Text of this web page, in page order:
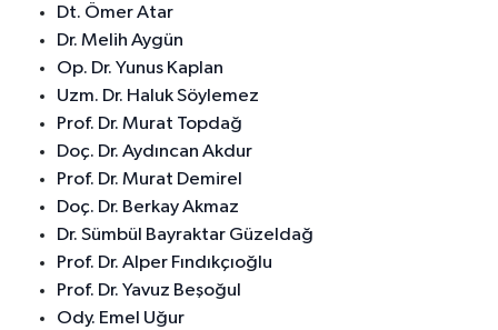
Dt. Ömer Atar
Dr. Melih Aygün
Op. Dr. Yunus Kaplan
Uzm. Dr. Haluk Söylemez
Prof. Dr. Murat Topdağ
Doç. Dr. Aydıncan Akdur
Prof. Dr. Murat Demirel
Doç. Dr. Berkay Akmaz
Dr. Sümbül Bayraktar Güzeldağ
Prof. Dr. Alper Fındıkçıoğlu
Prof. Dr. Yavuz Beşoğul
Ody. Emel Uğur